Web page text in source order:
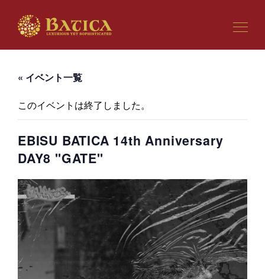
« イベント一覧
このイベントは終了しました。
EBISU BATICA 14th Anniversary
DAY8 "GATE"